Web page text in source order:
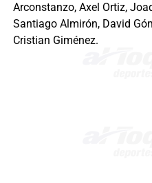
Arconstanzo, Axel Ortiz,
Santiago Almirón, David
Cristian Giménez.